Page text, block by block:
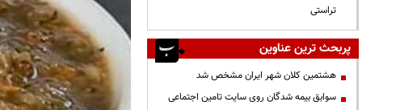
تراستی
پربحث ترین عناوین
هشتمین کلان شهر ایران مشخص شد
سوابق بیمه شدگان روی سایت تامین اجتماعی